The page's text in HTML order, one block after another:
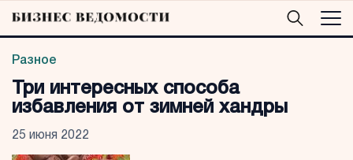
Разное
Три интересных способа
избавления от зимней хандры
25 июня 2022